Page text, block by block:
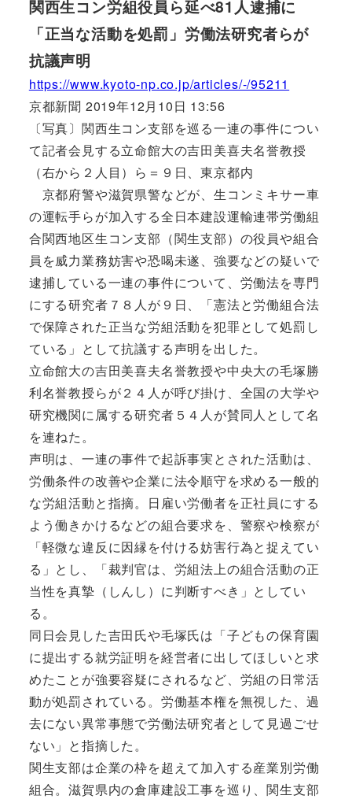
関西生コン労組役員ら延べ81人逮捕に
「正当な活動を処罰」労働法研究者らが
抗議声明
https://www.kyoto-np.co.jp/articles/-/95211
京都新聞 2019年12月10日 13:56
〔写真〕関西生コン支部を巡る一連の事件につい
て記者会見する立命館大の吉田美喜夫名誉教授
（右から２人目）ら＝９日、東京都内
京都府警や滋賀県警などが、生コンミキサー車
の運転手らが加入する全日本建設運輸連帯労働組
合関西地区生コン支部（関生支部）の役員や組合
員を威力業務妨害や恐喝未遂、強要などの疑いで
逮捕している一連の事件について、労働法を専門
にする研究者７８人が９日、「憲法と労働組合法
で保障された正当な労組活動を犯罪として処罰し
ている」として抗議する声明を出した。
立命館大の吉田美喜夫名誉教授や中央大の毛塚勝
利名誉教授らが２４人が呼び掛け、全国の大学や
研究機関に属する研究者５４人が賛同人として名
を連ねた。
声明は、一連の事件で起訴事実とされた活動は、
労働条件の改善や企業に法令順守を求める一般的
な労組活動と指摘。日雇い労働者を正社員にする
よう働きかけるなどの組合要求を、警察や検察が
「軽微な違反に因縁を付ける妨害行為と捉えてい
る」とし、「裁判官は、労組法上の組合活動の正
当性を真摯（しんし）に判断すべき」としてい
る。
同日会見した吉田氏や毛塚氏は「子どもの保育園
に提出する就労証明を経営者に出してほしいと求
めたことが強要容疑にされるなど、労組の日常活
動が処罰されている。労働基本権を無視した、過
去にない異常事態で労働法研究者として見過ごせ
ない」と指摘した。
関生支部は企業の枠を超えて加入する産業別労働
組合。滋賀県内の倉庫建設工事を巡り、関生支部